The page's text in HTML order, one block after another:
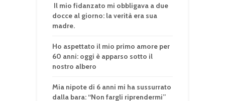
Il mio fidanzato mi obbligava a due
docce al giorno: la verità era sua
madre.
Ho aspettato il mio primo amore per
60 anni: oggi è apparso sotto il
nostro albero
Mia nipote di 6 anni mi ha sussurrato
dalla bara: “Non fargli riprendermi”